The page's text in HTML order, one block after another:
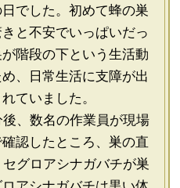
でした。初めて蜂の巣
と不安でいっぱいだっ
階段の下という生活動
、日常生活に支障が出
ていました。
、数名の作業員が現場
認したところ、巣の直
グロアシナガバチが巣